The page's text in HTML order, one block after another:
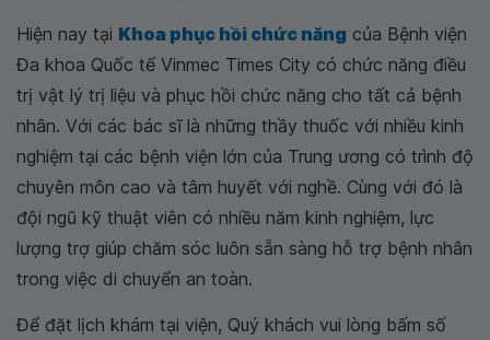
Hiện nay tại Khoa phục hồi chức năng của Bệnh viện
Đa khoa Quốc tế Vinmec Times City có chức năng điều
trị vật lý trị liệu và phục hồi chức năng cho tất cả bệnh
nhân. Với các bác sĩ là những thầy thuốc với nhiều kinh
nghiệm tại các bệnh viện lớn của Trung ương có trình độ
chuyên môn cao và tâm huyết với nghề. Cùng với đó là
đội ngũ kỹ thuật viên có nhiều năm kinh nghiệm, lực
lượng trợ giúp chăm sóc luôn sẵn sàng hỗ trợ bệnh nhân
trong việc di chuyển an toàn.
Để đặt lịch khám tại viện, Quý khách vui lòng bấm số